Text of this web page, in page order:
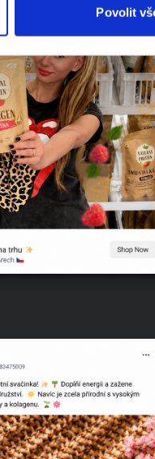
Povolit